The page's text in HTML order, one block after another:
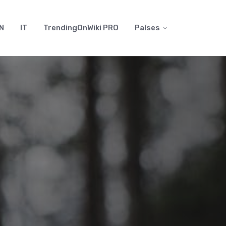
IT TrendingOnWiki PRO Países